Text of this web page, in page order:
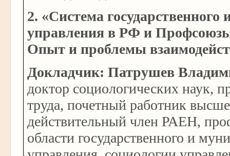
2. «Система
управления в РФ и
Опыт и проблемы
Докладчик: Патрушев
доктор социологических наук,
труда, почетный работник
действительный член РАЕН,
области государственного и